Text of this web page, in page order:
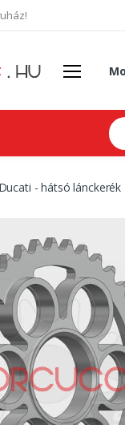
- hátsó